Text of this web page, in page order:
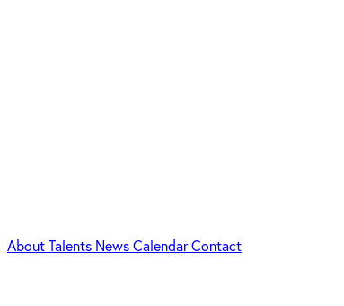
AboutTalents NewsCalendarContact